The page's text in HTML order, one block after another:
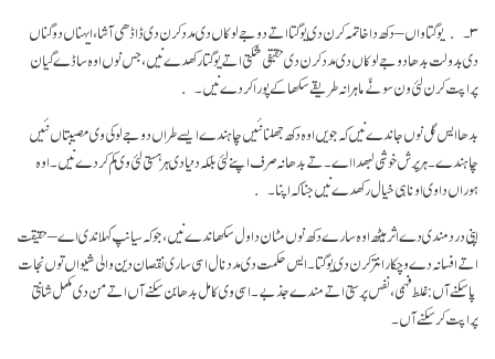
۳۔ یوگتاواں– دکھ دا خاتمہ کرن دی یوگتا اتے دوجے لوکاں دی مدد کرن دی ڈاڈھی آشا، ایہناں دو گناں
دی بدولت بدھا دوجے لوکاں دی مدد کرن دی حقیقی شکتی اتے یوگتا رکھدے نیں، جس نوں اوہ ساڈے گیان
پراپت کرن لئی ون سونّے ماہرانہ طریقے سکھا کے پورا کردے نیں۔
بدھا ایس گل نوں جاندے نیں کہ جویں اوہ دکھ جھلنا نئیں چاہندے ایسے طراں دوجے لوکی وی مصیبتاں نئیں
چاہندے۔ ہر پرش خوشی لبھدا اے۔ تے بدھا نہ صرف اپنے لئی بلکہ دنیا دی ہر ہستی لئی وی کم کردے نیں ۔ اوہ
ہوراں دا وی اونا ہی خیال رکھدے نیں جنا کہ اپنا۔
اپنی درد مندی دے اثر ہیٹھ اوہ سارے دکھ نوں مٹان دا ول سکھاندے نیں، جو کہ سیانپ کہلاندی اے – حقیقت
اتے افسانہ دے وچکار انتر کرن دی یوگتا۔ ایس حکمت دی مدد نال اسی ساری نقصان دین والی شیواں توں نجات
پا سکنے آں: غلط فہمی، نفس پرستی اتے مندے جذبے ۔ اسی وی کامل بدھا بن سکنے آں اتے من دی مکمل شانتی
پراپت کر سکنے آ ں۔